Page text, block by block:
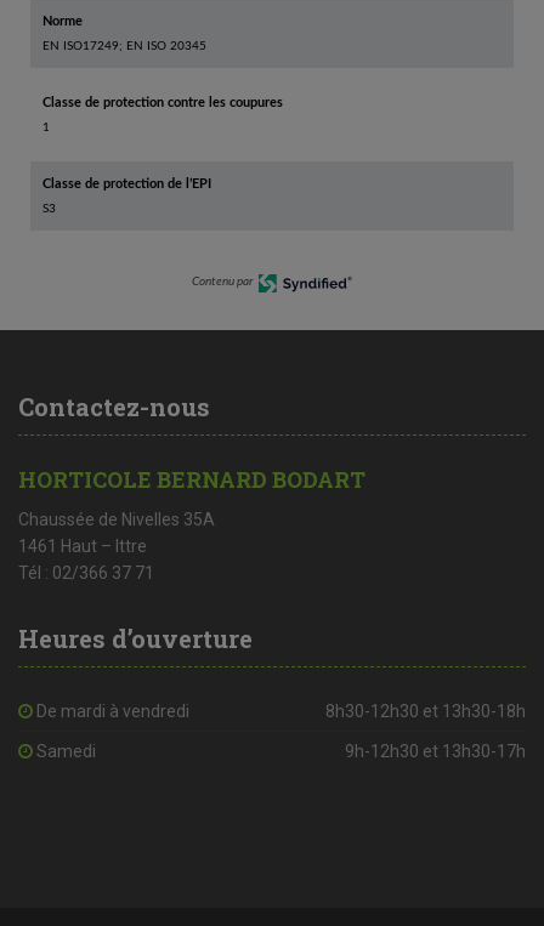
Norme
EN ISO17249; EN ISO 20345
Classe de protection contre les coupures
1
Classe de protection de l’EPI
S3
Contenu par
Contactez-nous
HORTICOLE BERNARD BODART
Chaussée de Nivelles 35A
1461 Haut – Ittre
Tél : 02/366 37 71
Heures d’ouverture
De mardi à vendredi 8h30-12h30 et 13h30-18h
Samedi 9h-12h30 et 13h30-17h